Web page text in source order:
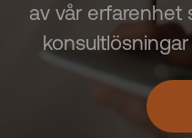
av vår erfarenhet